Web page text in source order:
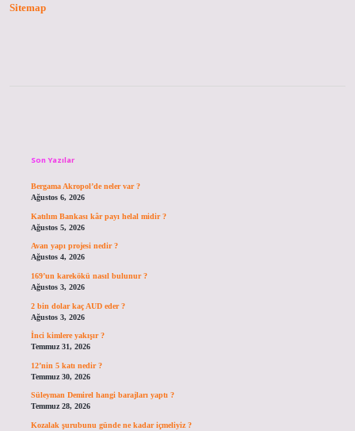
Sitemap
Son Yazılar
Bergama Akropol’de neler var ?
Ağustos 6, 2026
Katılım Bankası kâr payı helal midir ?
Ağustos 5, 2026
Avan yapı projesi nedir ?
Ağustos 4, 2026
169’un karekökü nasıl bulunur ?
Ağustos 3, 2026
2 bin dolar kaç AUD eder ?
Ağustos 3, 2026
İnci kimlere yakışır ?
Temmuz 31, 2026
12’nin 5 katı nedir ?
Temmuz 30, 2026
Süleyman Demirel hangi barajları yaptı ?
Temmuz 28, 2026
Kozalak şurubunu günde ne kadar içmeliyiz ?